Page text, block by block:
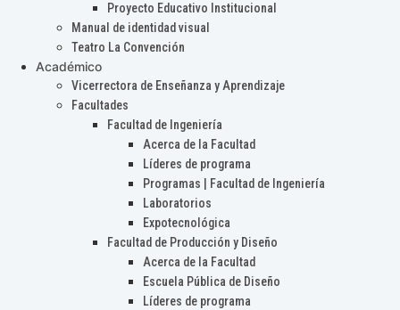
Proyecto Educativo Institucional
Manual de identidad visual
Teatro La Convención
Académico
Vicerrectora de Enseñanza y Aprendizaje
Facultades
Facultad de Ingeniería
Acerca de la Facultad
Líderes de programa
Programas | Facultad de Ingeniería
Laboratorios
Expotecnológica
Facultad de Producción y Diseño
Acerca de la Facultad
Escuela Pública de Diseño
Líderes de programa